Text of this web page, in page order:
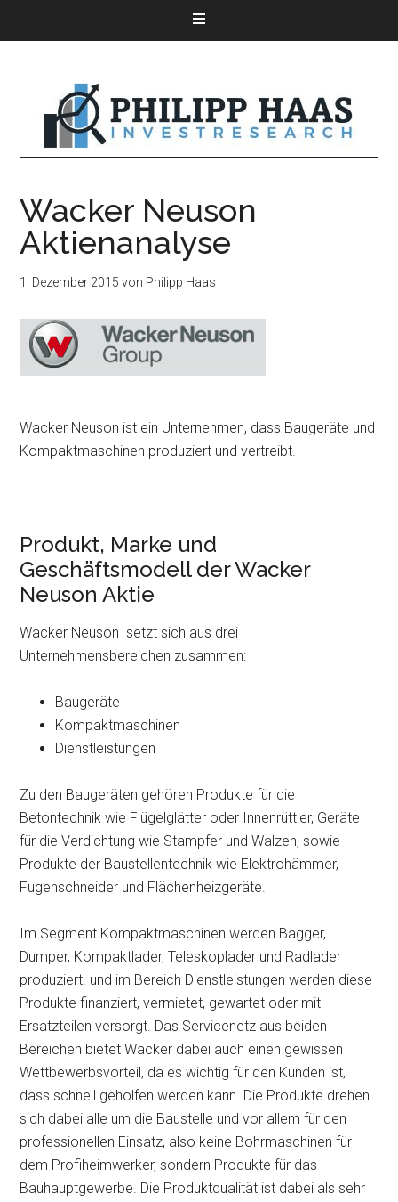
Wacker Neuson
Aktienanalyse
1. Dezember 2015 von Philipp Haas
Wacker Neuson ist ein Unternehmen, dass Baugeräte und
Kompaktmaschinen produziert und vertreibt.
Produkt, Marke und
Geschäftsmodell der Wacker
Neuson Aktie
Wacker Neuson setzt sich aus drei
Unternehmensbereichen zusammen:
Baugeräte
Kompaktmaschinen
Dienstleistungen
Zu den Baugeräten gehören Produkte für die
Betontechnik wie Flügelglätter oder Innenrüttler, Geräte
für die Verdichtung wie Stampfer und Walzen, sowie
Produkte der Baustellentechnik wie Elektrohämmer,
Fugenschneider und Flächenheizgeräte.
Im Segment Kompaktmaschinen werden Bagger,
Dumper, Kompaktlader, Teleskoplader und Radlader
produziert. und im Bereich Dienstleistungen werden diese
Produkte finanziert, vermietet, gewartet oder mit
Ersatzteilen versorgt. Das Servicenetz aus beiden
Bereichen bietet Wacker dabei auch einen gewissen
Wettbewerbsvorteil, da es wichtig für den Kunden ist,
dass schnell geholfen werden kann. Die Produkte drehen
sich dabei alle um die Baustelle und vor allem für den
professionellen Einsatz, also keine Bohrmaschinen für
dem Profiheimwerker, sondern Produkte für das
Bauhauptgewerbe. Die Produktqualität ist dabei als sehr